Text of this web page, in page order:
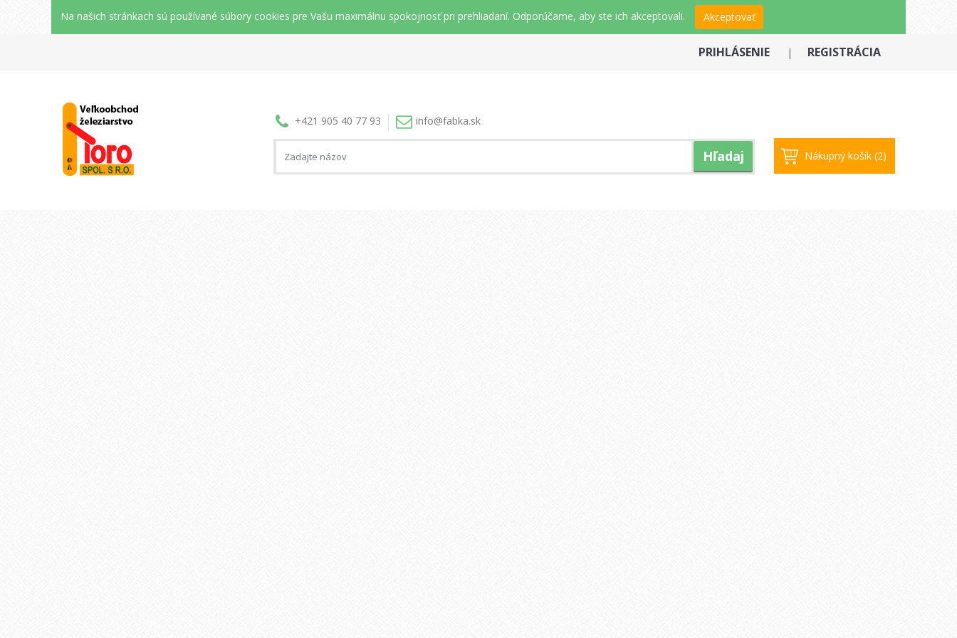
Na našich stránkach sú používané súbory cookies pre Vašu maximálnu spokojnosť pri prehliadaní. Odporúčame, aby ste ich akceptovali. Akceptovať
PRIHLÁSENIE | REGISTRÁCIA
+421 905 40 77 93 info@fabka.sk
Hľadaj Nákupný košík (2)